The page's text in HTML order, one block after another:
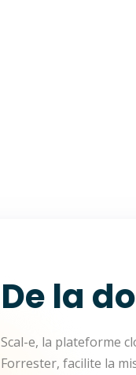
De la
Scal-e, la plateforme
Forrester, facilite la